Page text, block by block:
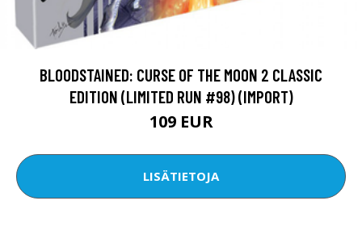
BLOODSTAINED: CURSE OF THE MOON 2 CLASSIC
EDITION (LIMITED RUN #98) (IMPORT)
109 EUR
LISÄTIETOJA